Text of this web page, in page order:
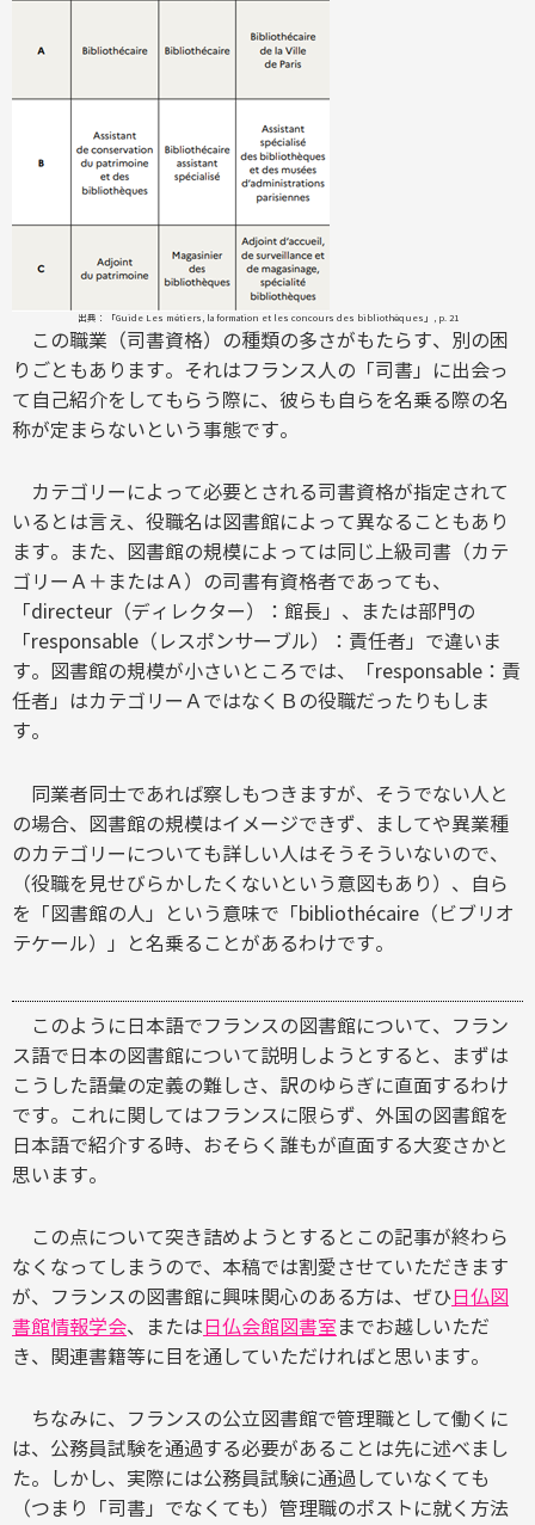
出典：「Guide Les métiers, la formation et les concours des bibliothèques」, p. 21
この職業（司書資格）の種類の多さがもたらす、別の困
りごともあります。それはフランス人の「司書」に出会っ
て自己紹介をしてもらう際に、彼らも自らを名乗る際の名
称が定まらないという事態です。
カテゴリーによって必要とされる司書資格が指定されて
いるとは言え、役職名は図書館によって異なることもあり
ます。また、図書館の規模によっては同じ上級司書（カテ
ゴリーＡ＋またはＡ）の司書有資格者であっても、
「directeur（ディレクター）：館長」、または部門の
「responsable（レスポンサーブル）：責任者」で違いま
す。図書館の規模が小さいところでは、「responsable：責
任者」はカテゴリーＡではなくＢの役職だったりもしま
す。
同業者同士であれば察しもつきますが、そうでない人と
の場合、図書館の規模はイメージできず、ましてや異業種
のカテゴリーについても詳しい人はそうそういないので、
（役職を見せびらかしたくないという意図もあり）、自ら
を「図書館の人」という意味で「bibliothécaire（ビブリオ
テケール）」と名乗ることがあるわけです。
このように日本語でフランスの図書館について、フラン
ス語で日本の図書館について説明しようとすると、まずは
こうした語彙の定義の難しさ、訳のゆらぎに直面するわけ
です。これに関してはフランスに限らず、外国の図書館を
日本語で紹介する時、おそらく誰もが直面する大変さかと
思います。
この点について突き詰めようとするとこの記事が終わら
なくなってしまうので、本稿では割愛させていただきます
が、フランスの図書館に興味関心のある方は、ぜひ日仏図
書館情報学会、または 日仏会館図書室 までお越しいただ
き、関連書籍等に目を通していただければと思います。
ちなみに、フランスの公立図書館で管理職として働くに
は、公務員試験を通過する必要があることは先に述べまし
た。しかし、実際には公務員試験に通過していなくても
（つまり「司書」でなくても）管理職のポストに就く方法